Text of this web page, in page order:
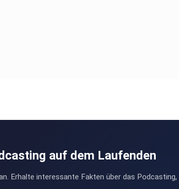
auf dem Laufenden
Erhalte interessante Fakten über das